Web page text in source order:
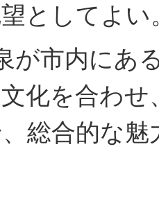
としてよい
が市内にあ
化を合わせ
総合的な魅